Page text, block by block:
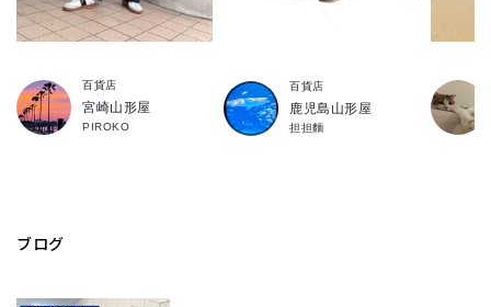
百貨店
宮崎山形屋
PIROKO
百貨店
鹿児島山形屋
担担麵
ブログ